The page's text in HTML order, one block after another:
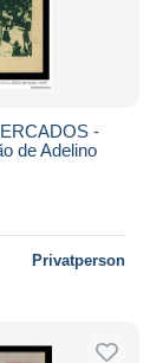
-
de Adelino
Privatperson